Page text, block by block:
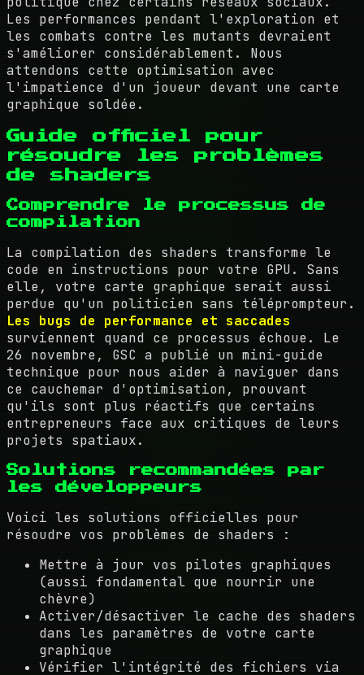
Les performances pendant l'exploration et
les combats contre les mutants devraient
s'améliorer considérablement. Nous
attendons cette optimisation avec
l'impatience d'un joueur devant une carte
graphique soldée.
Guide officiel pour
résoudre les problèmes
de shaders
Comprendre le processus de
compilation
La compilation des shaders transforme le
code en instructions pour votre GPU. Sans
elle, votre carte graphique serait aussi
perdue qu'un politicien sans téléprompteur.
Les bugs de performance et saccades
surviennent quand ce processus échoue. Le
26 novembre, GSC a publié un mini-guide
technique pour nous aider à naviguer dans
ce cauchemar d'optimisation, prouvant
qu'ils sont plus réactifs que certains
entrepreneurs face aux critiques de leurs
projets spatiaux.
Solutions recommandées par
les développeurs
Voici les solutions officielles pour
résoudre vos problèmes de shaders :
Mettre à jour vos pilotes graphiques
(aussi fondamental que nourrir une
chèvre)
Activer/désactiver le cache des shaders
dans les paramètres de votre carte
graphique
Vérifier l'intégrité des fichiers via